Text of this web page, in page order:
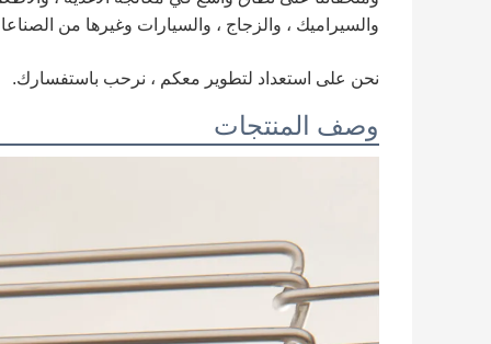
والسيراميك ، والزجاج ، والسيارات وغيرها من
نحن على استعداد لتطوير معكم ، نرحب باستفسارك.
وصف المنتجات